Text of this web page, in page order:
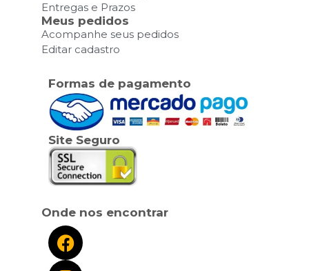
Entregas e Prazos
Meus pedidos
Acompanhe seus pedidos
Editar cadastro
Formas de pagamento
Site Seguro
Onde nos encontrar